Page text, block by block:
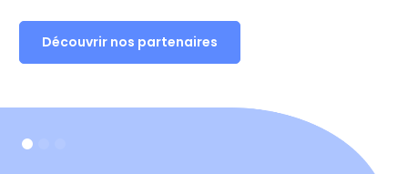
Découvrir nos partenaires